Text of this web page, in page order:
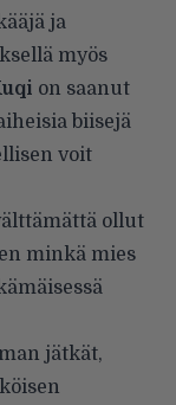
ja
myös
on saanut
biisejä
voit
ollut
minkä mies
jätkät,